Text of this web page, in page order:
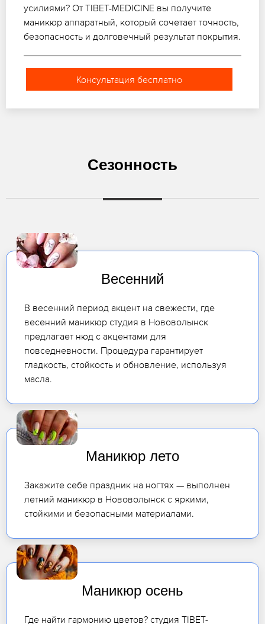
усилиями? От TIBET-MEDICINE вы получите
маникюр аппаратный, который сочетает точность,
безопасность и долговечный результат покрытия.
Консультация бесплатно
Сезонность
Весенний
В весенний период акцент на свежести, где
весенний маникюр студия в Нововолынск
предлагает нюд с акцентами для
повседневности. Процедура гарантирует
гладкость, стойкость и обновление, используя
масла.
Маникюр лето
Закажите себе праздник на ногтях — выполнен
летний маникюр в Нововолынск с яркими,
стойкими и безопасными материалами.
Маникюр осень
Где найти гармонию цветов? студия TIBET-